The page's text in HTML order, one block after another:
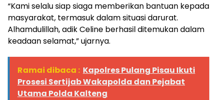
“Kami selalu siap siaga memberikan bantuan kepada
masyarakat, termasuk dalam situasi darurat.
Alhamdulillah, adik Celine berhasil ditemukan dalam
keadaan selamat,” ujarnya.
Ramai dibaca : Kapolres Pulang Pisau Ikuti
Prosesi Sertijab Wakapolda dan Pejabat
Utama Polda Kalteng